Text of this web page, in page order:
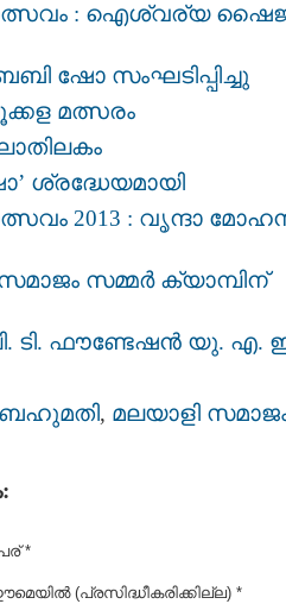
: ഐശ്വര്യ
ഷോ ​സം​ഘ​ടി​പ്പി​ച്ചു
മത്സരം
ശ്രദ്ധേയമായി
2013 : വൃന്ദാ
സമ്മർ ക്യാമ്പിന്
ടി. ഫൗണ്ടേഷൻ യു. എ.
ബഹുമതി, മലയാളി
*
(പ്രസിദ്ധീകരിക്കില്ല) *